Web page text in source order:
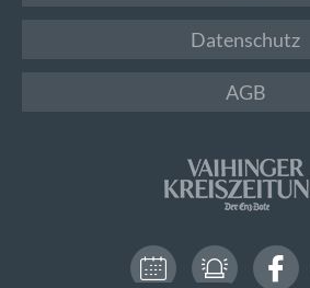
Datenschutz
AGB